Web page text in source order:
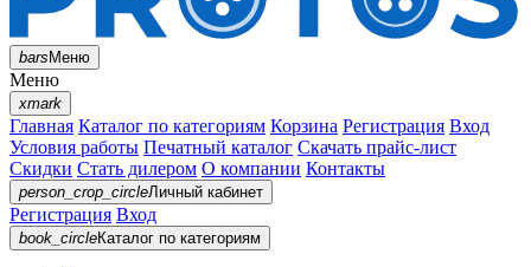
barsМеню
Меню
xmark
Главная Каталог по категориям Корзина Регистрация Вход
Условия работы Печатный каталог Скачать прайс-лист
Скидки Стать дилером О компании Контакты
person_crop_circleЛичный кабинет
Регистрация Вход
book_circleКаталог по категориям